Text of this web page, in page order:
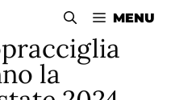
MENU
la